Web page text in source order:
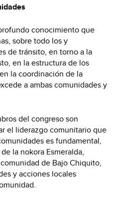
conocimiento que
sobre todo los y
de tránsito, en torno a la
en la estructura de los
la coordinación de la
a ambas comunidades y
del congreso son
el liderazgo comunitario que
es fundamental,
la nokora Esmeralda,
de Bajo Chiquito,
y acciones locales